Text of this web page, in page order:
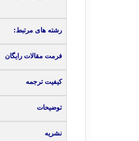
رشته های مرتبط:
فرمت مقالات رایگان
کیفیت ترجمه
توضیحات
نشریه